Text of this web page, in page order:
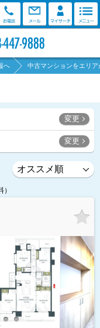
へ 中古マンションをエリア
変更
変更